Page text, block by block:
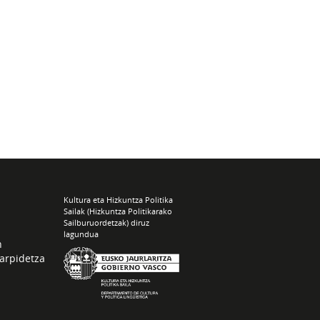
Kultura eta Hizkuntza Politika
Sailak (Hizkuntza Politikarako
Sailburuordetzak) diruz
lagundua